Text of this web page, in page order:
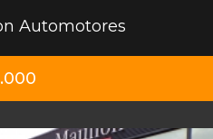
Automotores